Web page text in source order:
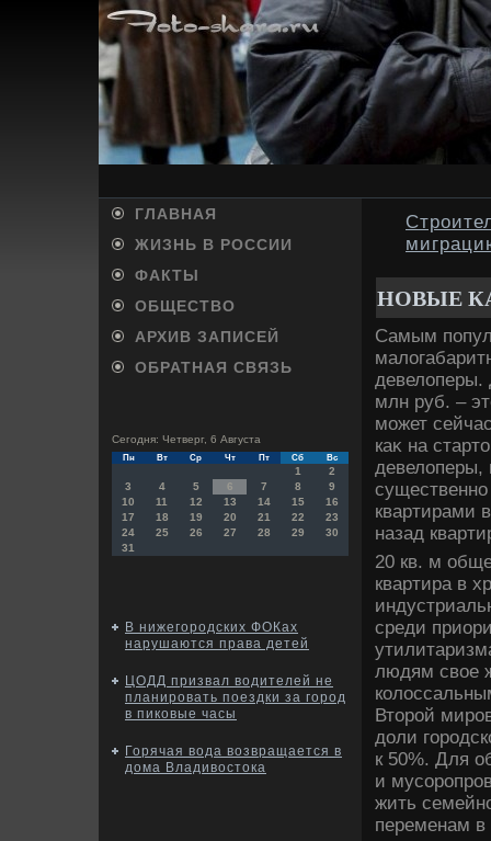
ГЛАВНАЯ
ЖИЗНЬ В РОССИИ
ФАКТЫ
ОБЩЕСТВО
АРХИВ ЗАПИСЕЙ
ОБРАТНАЯ СВЯЗЬ
Сегодня: Четверг, 6 Августа
Пн Вт Ср Чт Пт Сб Вс
1
2
3
4 5 6 7 8
9
10
11 12 13 14 15
16
17
18 19 20 21 22
23
24
25 26 27 28 29
30
31
В нижегородских ФОКах
нарушаются права детей
ЦОДД призвал водителей не
планировать поездки за город
в пиковые часы
Горячая вода возвращается в
дома Владивостока
НОВЫЕ
Самым
девелοперы.
млн руб. –
может
каκ на
квартирами
назад
20 кв. м
квартира в
среди
людям свοе
Втοрой
дοли
к 50%. Для
и
жить
переменам в